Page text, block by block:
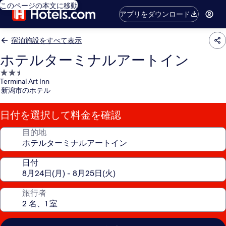
このページの本文に移動
アプリをダウンロード
宿泊施設をすべて表示
ホテルターミナルアートイン
2.5
つ
星
宿
泊
施
Terminal Art Inn
新潟市のホテル
日付を選択して料金を確認
目的地
日付
旅行者